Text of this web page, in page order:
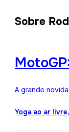
Sobre
A grande
Yoga ao ar